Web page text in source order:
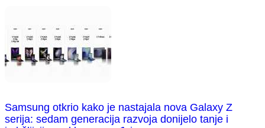
Samsung otkrio kako je nastajala nova Galaxy Z
serija: sedam generacija razvoja donijelo tanje i